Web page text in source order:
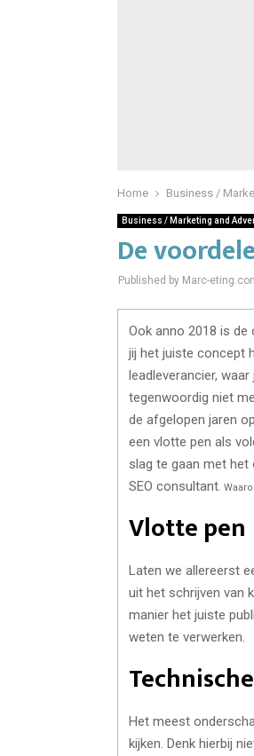
Home Business /
Business / Marketing and
De
Published by Marc-
Ook anno 2018 is
jij het juiste concept
leadleverancier,
tegenwoordig niet
de afgelopen jaren
een vlotte pen als
slag te gaan met het
SEO consultant .
Vlotte pen
Laten we allereerst
uit het schrijven van
manier het juiste
weten te verwerken.
Het meest
kijken. Denk hierbij